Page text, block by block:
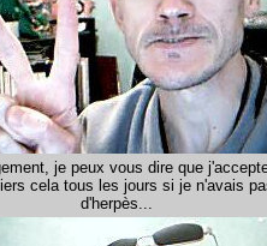
je peux vous dire que
cela tous les jours si je n'avais
d'herpès...